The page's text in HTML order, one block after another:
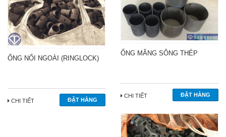
ỐNG NỐI NGOÀI (RINGLOCK)
CHI TIẾT
ỐNG MĂNG SÔNG THÉP
CHI TIẾT